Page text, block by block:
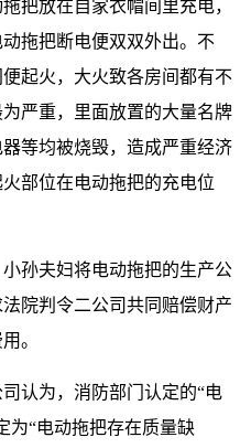
把放在自家衣帽间里充电，
拖把断电便双双外出。不
起火，大火致各房间都有不
严重，里面放置的大量名牌
等均被烧毁，造成严重经济
部位在电动拖把的充电位
孙夫妇将电动拖把的生产公
院判令二公司共同赔偿财产
。
认为，消防部门认定的“电
为“电动拖把存在质量缺